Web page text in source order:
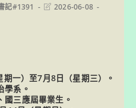
記#1391
Post2026-06-08
一）至7月8日（星期三）。
學系。
國三應屆畢業生。